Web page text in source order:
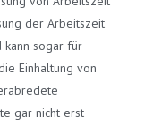
der Arbeitszeit
kann sogar für
Einhaltung von
gar nicht erst